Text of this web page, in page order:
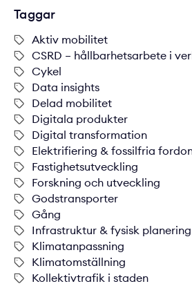
Taggar
Aktiv mobilitet
CSRD – hållbarhetsarbete i
Cykel
Data insights
Delad mobilitet
Digitala produkter
Digital transformation
Elektrifiering & fossilfria
Fastighetsutveckling
Forskning och utveckling
Godstransporter
Gång
Infrastruktur & fysisk planering
Klimatanpassning
Klimatomställning
Kollektivtrafik i staden